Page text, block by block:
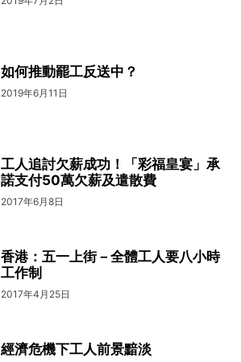
如何推動罷工反送中？
2019年6月11日
工人追討欠薪成功！「彩福皇宴」承
諾支付50萬欠薪及遣散費
2017年6月8日
香港：五一上街－全體工人要八小時
工作制
2017年4月25日
經濟危機下工人前景黯淡